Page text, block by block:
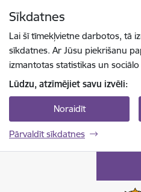
Sīkdatnes
Lai šī tīmekļvietne darbotos, tā
sīkdatnes. Ar Jūsu piekrišanu
izmantotas statistikas un
Lūdzu, atzīmējiet savu izvēli:
Noraidīt
Pārvaldīt sīkdatnes